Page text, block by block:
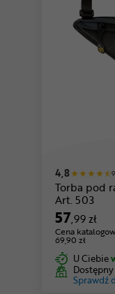
4,8
Torba pod
Art. 503
57,99 zł
Cena
69,90 zł
U Ciebie
Sprawdź